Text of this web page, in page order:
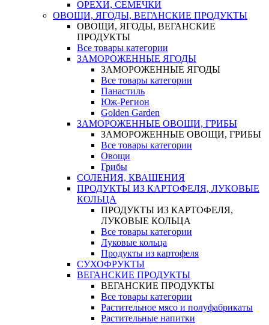
ОРЕХИ, СЕМЕЧКИ
ОВОЩИ, ЯГОДЫ, ВЕГАНСКИЕ ПРОДУКТЫ
ОВОЩИ, ЯГОДЫ, ВЕГАНСКИЕ
ПРОДУКТЫ
Все товары категории
ЗАМОРОЖЕННЫЕ ЯГОДЫ
ЗАМОРОЖЕННЫЕ ЯГОДЫ
Все товары категории
Панастиль
Юж-Регион
Golden Garden
ЗАМОРОЖЕННЫЕ ОВОЩИ, ГРИБЫ
ЗАМОРОЖЕННЫЕ ОВОЩИ, ГРИБЫ
Все товары категории
Овощи
Грибы
СОЛЕНИЯ, КВАШЕНИЯ
ПРОДУКТЫ ИЗ КАРТОФЕЛЯ, ЛУКОВЫЕ
КОЛЬЦА
ПРОДУКТЫ ИЗ КАРТОФЕЛЯ,
ЛУКОВЫЕ КОЛЬЦА
Все товары категории
Луковые кольца
Продукты из картофеля
СУХОФРУКТЫ
ВЕГАНСКИЕ ПРОДУКТЫ
ВЕГАНСКИЕ ПРОДУКТЫ
Все товары категории
Растительное мясо и полуфабрикаты
Растительные напитки